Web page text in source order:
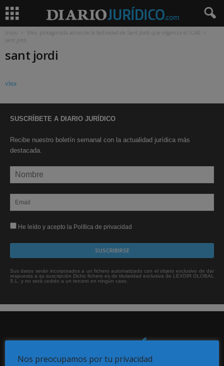
Inicio
Vlex, protagonista activo de la festividad de Sant Jordi que organiza el ICAB
sant jordi
sant jordi
vlex
SUSCRÍBETE A DIARIO JURÍDICO
Recibe nuestro boletín semanal con la actualidad jurídica más
destacada.
He leído y acepto la Política de privacidad
Sus datos serán incorporados a un fichero automatizado con el objeto exclusivo de dar
respuesta a su suscripción Dicho fichero es de titularidad exclusiva de LEXDIR GLOBAL
S.L. y no será cedido a un tercero en ningún caso.
Nos preocupamos por tu privacidad